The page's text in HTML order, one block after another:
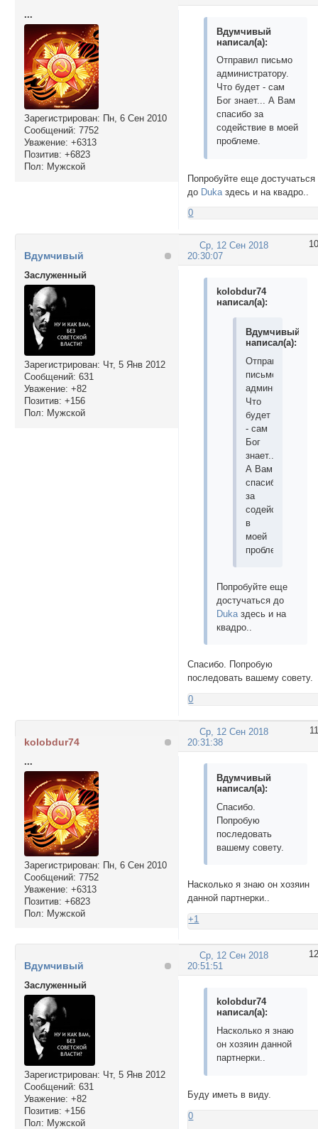
...
Зарегистрирован: Пн, 6 Сен 2010
Сообщений: 7752
Уважение: +6313
Позитив: +6823
Пол: Мужской
Вдумчивый
написал(а):
Отправил письмо
администратору.
Что будет - сам
Бог знает... А Вам
спасибо за
содействие в моей
проблеме.
Попробуйте еще достучаться
до Duka здесь и на квадро..
0
10
Ср, 12 Сен 2018
20:30:07
Вдумчивый
Заслуженный
Зарегистрирован: Чт, 5 Янв 2012
Сообщений: 631
Уважение: +82
Позитив: +156
Пол: Мужской
kolobdur74
написал(а):
Вдумчивый
написал(а):
Отправил
письмо
администратору.
Что
будет
- сам
Бог
знает...
А Вам
спасибо
за
содействие
в
моей
проблеме.
Попробуйте еще
достучаться до
Dukaздесь и на
квадро..
Спасибо. Попробую
последовать вашему совету.
0
11
Ср, 12 Сен 2018
20:31:38
kolobdur74
...
Зарегистрирован: Пн, 6 Сен 2010
Сообщений: 7752
Уважение: +6313
Позитив: +6823
Пол: Мужской
Вдумчивый
написал(а):
Спасибо.
Попробую
последовать
вашему совету.
Насколько я знаю он хозяин
данной партнерки..
+1
12
Ср, 12 Сен 2018
20:51:51
Вдумчивый
Заслуженный
Зарегистрирован: Чт, 5 Янв 2012
Сообщений: 631
Уважение: +82
Позитив: +156
Пол: Мужской
kolobdur74
написал(а):
Насколько я знаю
он хозяин данной
партнерки..
Буду иметь в виду.
0